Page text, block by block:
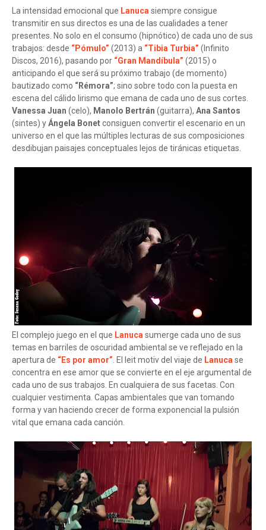
La intensidad emocional que Lanucasiempre consigue
transmitir en sus directos es una de las cualidades a tener
presentes. No solo en el consumo (hipnótico) de cada uno de sus
trabajos: desde “Pómulo” (2013) a “Tibia Turbia” (Infinito
Discos, 2016), pasando por “Gran Mandíbula” (2015) o
anticipando el que será su próximo trabajo (de momento)
bautizado como “Rémora”; sino sobre todo con la puesta en
escena del cálido lirismo que emana de cada uno de sus cortes.
Vanessa Juan (celo), Manolo Bertrán (guitarra), Ana Santos
(sintes) yÁngela Bonetconsiguen convertir el escenario en un
universo en el que las múltiples lecturas de sus composiciones
desdibujan paisajes conceptuales lejos de tiránicas etiquetas.
El complejo juego en el que Lanucasumerge cada uno de sus
temas en barriles de oscuridad ambiental se ve reflejado en la
apertura de “Es por amor”. El leit motiv del viaje de Lanucase
concentra en ese amor que se convierte en el eje argumental de
cada uno de sus trabajos. En cualquiera de sus facetas. Con
cualquier vestimenta. Capas ambientales que van tomando
forma y van haciendo crecer de forma exponencial la pulsión
vital que emana cada canción.